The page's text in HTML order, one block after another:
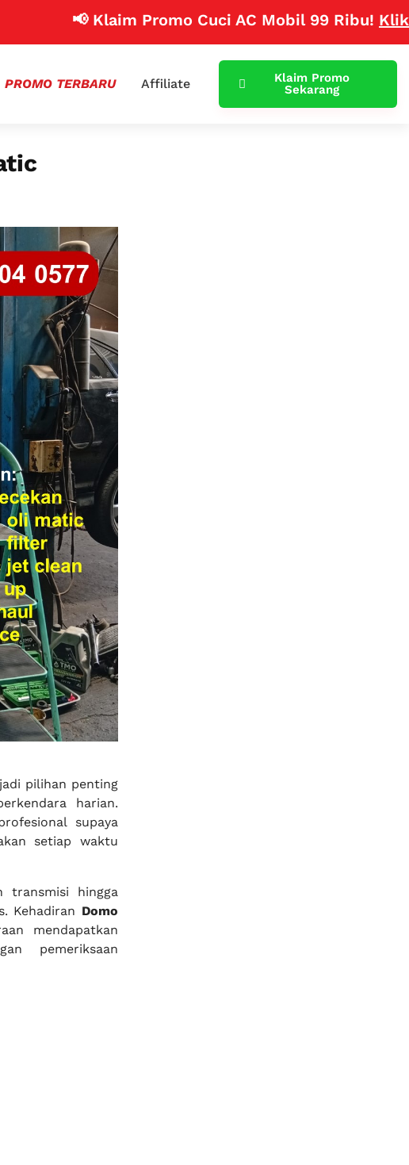
📢 Klaim Promo Cuci AC Mobil 99 Ribu!Klik
PROMO TERBARU Affiliate
Klaim Promo
Sekarang
pilihan penting
harian.
supaya
setiap waktu
transmisi hingga
Kehadiran Domo
mendapatkan
pemeriksaan